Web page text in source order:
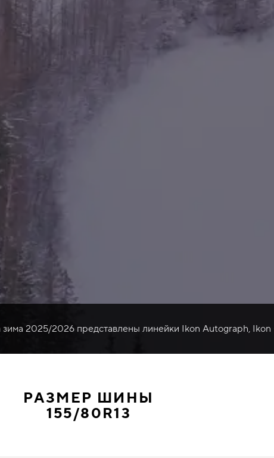
2025/2026 представлены линейки Ikon Autograph,
РАЗМЕР ШИНЫ
155/80R13